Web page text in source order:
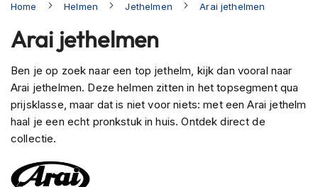
l
e
n
A
d
v
e
n
t
r
e
Home Helmen Jethelmen Arai jethelmen
Arai jethelmen
Ben je op zoek naar een top jethelm, kijk dan vooral naar
Arai jethelmen. Deze helmen zitten in het topsegment qua
prijsklasse, maar dat is niet voor niets: met een Arai jethelm
haal je een echt pronkstuk in huis. Ontdek direct de
collectie.